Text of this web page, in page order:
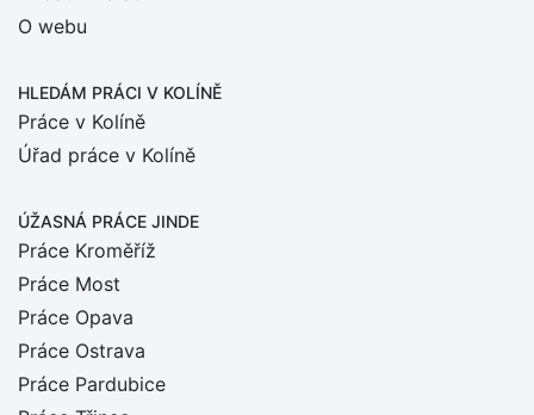
O webu
HLEDÁM PRÁCI V KOLÍNĚ
Práce v Kolíně
Úřad práce v Kolíně
ÚŽASNÁ PRÁCE JINDE
Práce Kroměříž
Práce Most
Práce Opava
Práce Ostrava
Práce Pardubice